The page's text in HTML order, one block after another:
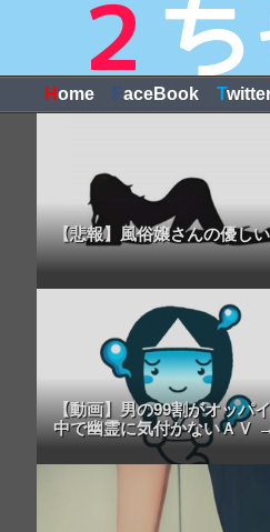
Home FaceBook T
【悲報】風俗嬢さんの優し
【動画】男の99割がオッパ
中で幽霊に気付かないＡＶ